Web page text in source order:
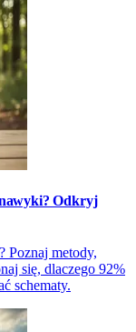
Odkryj
Poznaj metody,
się, dlaczego 92%
schematy.